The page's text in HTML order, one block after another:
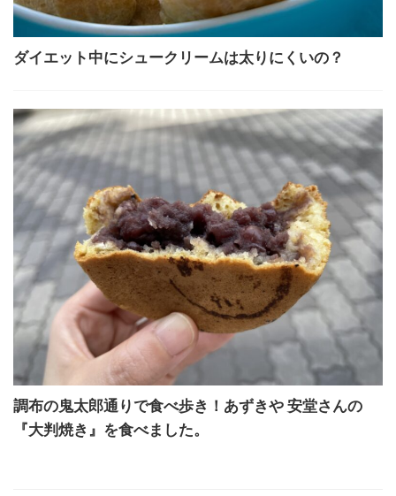
ダイエット中にシュークリームは太りにくいの？
調布の鬼太郎通りで食べ歩き！あずきや 安堂さんの
『大判焼き』を食べました。